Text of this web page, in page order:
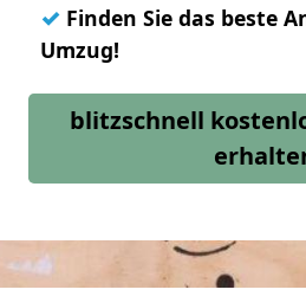
✓ Finden Sie das beste
Umzug!
blitzschnell